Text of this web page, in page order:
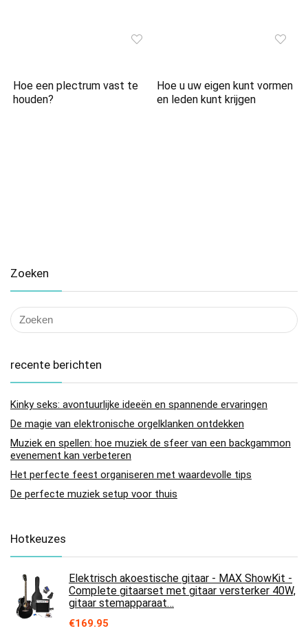
Hoe een plectrum vast te
houden?
Hoe u uw eigen kunt vormen
en leden kunt krijgen
Zoeken
recente berichten
Kinky seks: avontuurlijke ideeën en spannende ervaringen
De magie van elektronische orgelklanken ontdekken
Muziek en spellen: hoe muziek de sfeer van een backgammon
evenement kan verbeteren
Het perfecte feest organiseren met waardevolle tips
De perfecte muziek setup voor thuis
Hotkeuzes
Elektrisch akoestische gitaar - MAX ShowKit -
Complete gitaarset met gitaar versterker 40W,
gitaar stemapparaat…
€169.95